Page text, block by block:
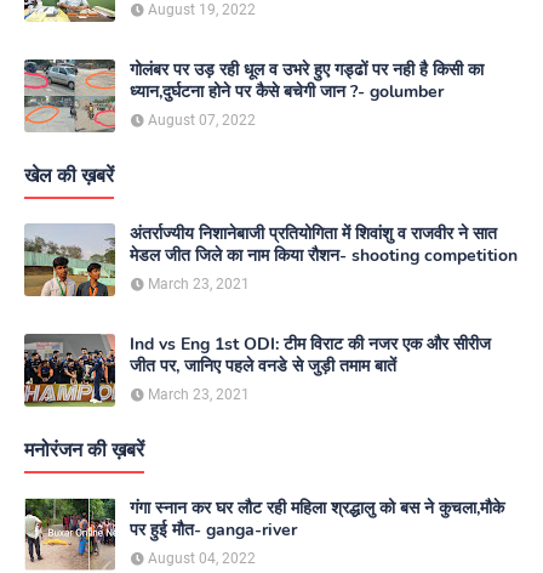
August 19, 2022
गोलंबर पर उड़ रही धूल व उभरे हुए गड्ढों पर नही है किसी का
ध्यान,दुर्घटना होने पर कैसे बचेगी जान ?- golumber
August 07, 2022
खेल की ख़बरें
अंतर्राज्यीय निशानेबाजी प्रतियोगिता में शिवांशु व राजवीर ने सात
मेडल जीत जिले का नाम किया रौशन- shooting competition
March 23, 2021
Ind vs Eng 1st ODI: टीम विराट की नजर एक और सीरीज
जीत पर, जानिए पहले वनडे से जुड़ी तमाम बातें
March 23, 2021
मनोरंजन की ख़बरें
गंगा स्नान कर घर लौट रही महिला श्रद्धालु को बस ने कुचला,मौके
पर हुई मौत- ganga-river
August 04, 2022